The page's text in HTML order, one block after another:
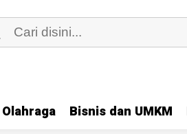
Bisnis dan UMKM
Bisnis dan UMKM